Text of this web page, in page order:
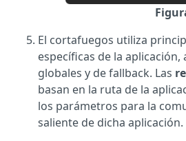
El cortafuegos utiliza
específicas de la aplicación,
globales y de fallback. Las
basan en la ruta de la
los parámetros para la
saliente de dicha aplicación.